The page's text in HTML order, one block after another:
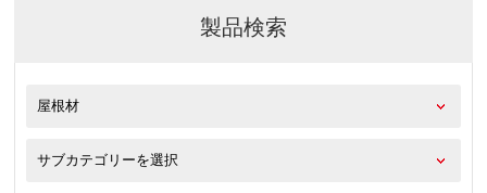
製品検索